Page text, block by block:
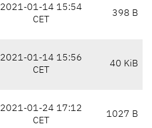
2021-01-14 15:54
CET
398 B
2021-01-14 15:56
CET
40 KiB
2021-01-24 17:12
CET
1027 B